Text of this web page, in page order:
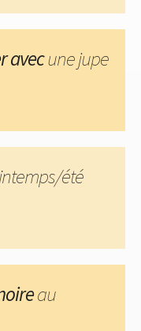
avecune jupe
été
au